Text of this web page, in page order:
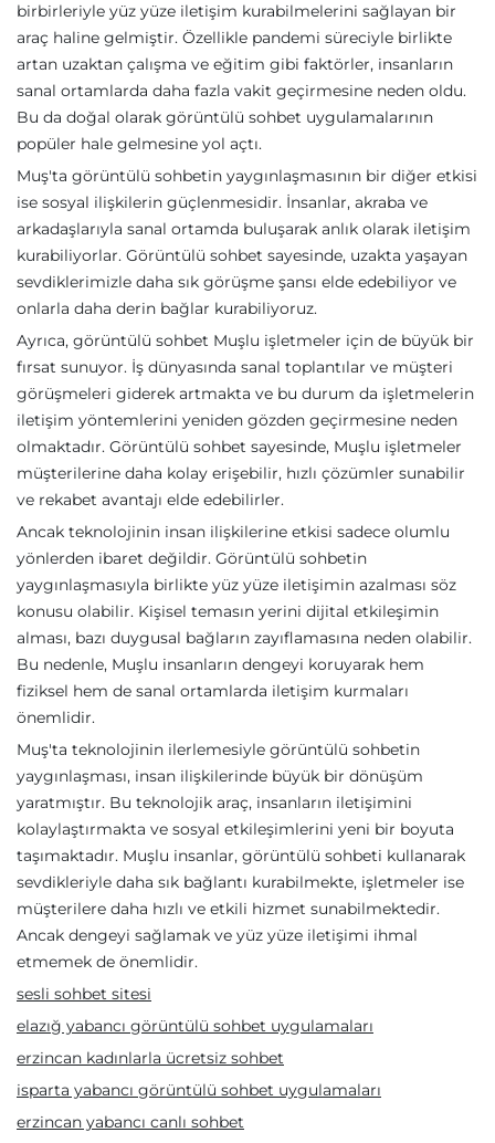
birbirleriyle yüz yüze iletişim kurabilmelerini sağlayan bir
araç haline gelmiştir. Özellikle pandemi süreciyle birlikte
artan uzaktan çalışma ve eğitim gibi faktörler, insanların
sanal ortamlarda daha fazla vakit geçirmesine neden oldu.
Bu da doğal olarak görüntülü sohbet uygulamalarının
popüler hale gelmesine yol açtı.
Muş'ta görüntülü sohbetin yaygınlaşmasının bir diğer etkisi
ise sosyal ilişkilerin güçlenmesidir. İnsanlar, akraba ve
arkadaşlarıyla sanal ortamda buluşarak anlık olarak iletişim
kurabiliyorlar. Görüntülü sohbet sayesinde, uzakta yaşayan
sevdiklerimizle daha sık görüşme şansı elde edebiliyor ve
onlarla daha derin bağlar kurabiliyoruz.
Ayrıca, görüntülü sohbet Muşlu işletmeler için de büyük bir
fırsat sunuyor. İş dünyasında sanal toplantılar ve müşteri
görüşmeleri giderek artmakta ve bu durum da işletmelerin
iletişim yöntemlerini yeniden gözden geçirmesine neden
olmaktadır. Görüntülü sohbet sayesinde, Muşlu işletmeler
müşterilerine daha kolay erişebilir, hızlı çözümler sunabilir
ve rekabet avantajı elde edebilirler.
Ancak teknolojinin insan ilişkilerine etkisi sadece olumlu
yönlerden ibaret değildir. Görüntülü sohbetin
yaygınlaşmasıyla birlikte yüz yüze iletişimin azalması söz
konusu olabilir. Kişisel temasın yerini dijital etkileşimin
alması, bazı duygusal bağların zayıflamasına neden olabilir.
Bu nedenle, Muşlu insanların dengeyi koruyarak hem
fiziksel hem de sanal ortamlarda iletişim kurmaları
önemlidir.
Muş'ta teknolojinin ilerlemesiyle görüntülü sohbetin
yaygınlaşması, insan ilişkilerinde büyük bir dönüşüm
yaratmıştır. Bu teknolojik araç, insanların iletişimini
kolaylaştırmakta ve sosyal etkileşimlerini yeni bir boyuta
taşımaktadır. Muşlu insanlar, görüntülü sohbeti kullanarak
sevdikleriyle daha sık bağlantı kurabilmekte, işletmeler ise
müşterilere daha hızlı ve etkili hizmet sunabilmektedir.
Ancak dengeyi sağlamak ve yüz yüze iletişimi ihmal
etmemek de önemlidir.
sesli sohbet sitesi
elazığ yabancı görüntülü sohbet uygulamaları
erzincan kadınlarla ücretsiz sohbet
isparta yabancı görüntülü sohbet uygulamaları
erzincan yabancı canlı sohbet